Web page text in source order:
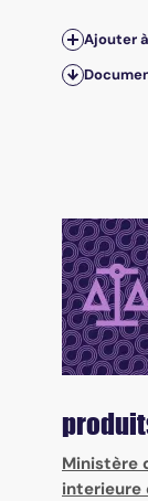
Ajouter
Ministère
interieure